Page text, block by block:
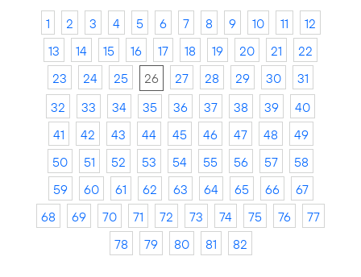
1 2 3 4 5 6 7 8 9 10 11
12
13
14 15 16 17 18 19 20 21
22
23
24 25 26 27 28 29 30
31
32
33 34 35 36 37 38 39
40
41
42 43 44 45 46 47 48
49
50
51 52 53 54 55 56 57
58
59
60 61 62 63 64 65 66
67
68
69 70 71 72 73 74 75 76
77
78
79 80 81 82